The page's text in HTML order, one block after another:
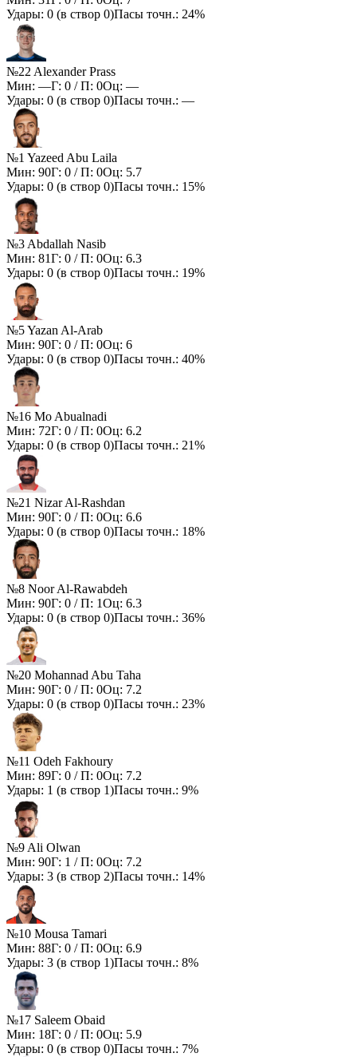
Удары: 0 (в створ 0)Пасы точн.: 24%
№22 Alexander Prass
Мин: —Г: 0 / П: 0Оц: —
Удары: 0 (в створ 0)Пасы точн.: —
№1 Yazeed Abu Laila
Мин: 90Г: 0 / П: 0Оц: 5.7
Удары: 0 (в створ 0)Пасы точн.: 15%
№3 Abdallah Nasib
Мин: 81Г: 0 / П: 0Оц: 6.3
Удары: 0 (в створ 0)Пасы точн.: 19%
№5 Yazan Al-Arab
Мин: 90Г: 0 / П: 0Оц: 6
Удары: 0 (в створ 0)Пасы точн.: 40%
№16 Mo Abualnadi
Мин: 72Г: 0 / П: 0Оц: 6.2
Удары: 0 (в створ 0)Пасы точн.: 21%
№21 Nizar Al-Rashdan
Мин: 90Г: 0 / П: 0Оц: 6.6
Удары: 0 (в створ 0)Пасы точн.: 18%
№8 Noor Al-Rawabdeh
Мин: 90Г: 0 / П: 1Оц: 6.3
Удары: 0 (в створ 0)Пасы точн.: 36%
№20 Mohannad Abu Taha
Мин: 90Г: 0 / П: 0Оц: 7.2
Удары: 0 (в створ 0)Пасы точн.: 23%
№11 Odeh Fakhoury
Мин: 89Г: 0 / П: 0Оц: 7.2
Удары: 1 (в створ 1)Пасы точн.: 9%
№9 Ali Olwan
Мин: 90Г: 1 / П: 0Оц: 7.2
Удары: 3 (в створ 2)Пасы точн.: 14%
№10 Mousa Tamari
Мин: 88Г: 0 / П: 0Оц: 6.9
Удары: 3 (в створ 1)Пасы точн.: 8%
№17 Saleem Obaid
Мин: 18Г: 0 / П: 0Оц: 5.9
Удары: 0 (в створ 0)Пасы точн.: 7%